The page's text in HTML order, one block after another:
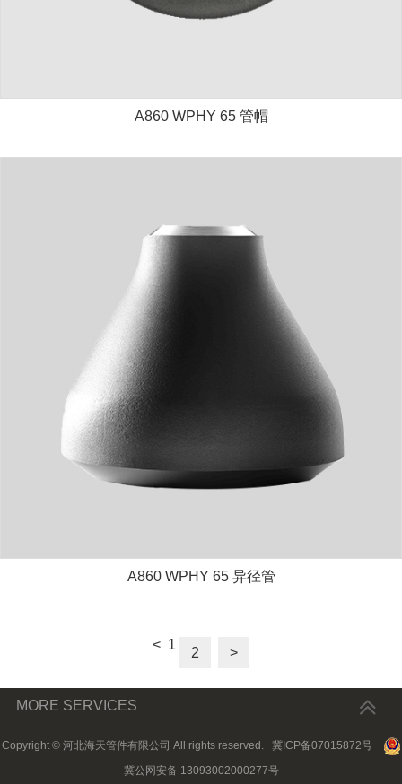
A860 WPHY 65 管帽
A860 WPHY 65 异径管
< 1
2 >
MORE SERVICES
Copyright © 河北海天管件有限公司 All rights reserved. 冀ICP备07015872号
冀公网安备 13093002000277号